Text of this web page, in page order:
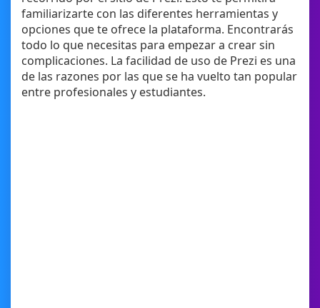
familiarizarte con las diferentes herramientas y
opciones que te ofrece la plataforma. Encontrarás
todo lo que necesitas para empezar a crear sin
complicaciones. La facilidad de uso de Prezi es una
de las razones por las que se ha vuelto tan popular
entre profesionales y estudiantes.